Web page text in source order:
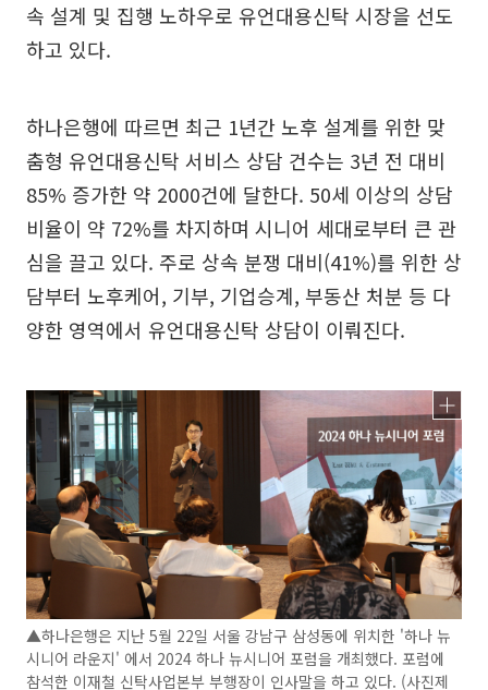
속 설계 및 집행 노하우로 유언대용신탁 시장을 선도
하고 있다.
하나은행에 따르면 최근 1년간 노후 설계를 위한 맞
춤형 유언대용신탁 서비스 상담 건수는 3년 전 대비
85% 증가한 약 2000건에 달한다. 50세 이상의 상담
비율이 약 72%를 차지하며 시니어 세대로부터 큰 관
심을 끌고 있다. 주로 상속 분쟁 대비(41%)를 위한 상
담부터 노후케어, 기부, 기업승계, 부동산 처분 등 다
양한 영역에서 유언대용신탁 상담이 이뤄진다.
▲하나은행은 지난 5월 22일 서울 강남구 삼성동에 위치한 '하나 뉴
시니어 라운지' 에서 2024 하나 뉴시니어 포럼을 개최했다. 포럼에
참석한 이재철 신탁사업본부 부행장이 인사말을 하고 있다. (사진제